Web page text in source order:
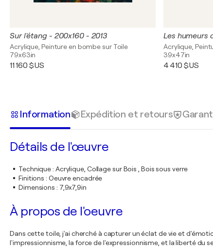
Sur l'étang - 200x160 - 2013
Acrylique, Peinture en bombe sur Toile
79x63in
11 160 $US
Les humeurs
Acrylique,
39x47in
4 410 $US
Information Expédition et retours
Détails de l'œuvre
Technique: Acrylique, Collage sur Bois , Bois sous verre
Finitions : Oeuvre encadrée
Dimensions : 7,9x7,9in
À propos de l'oeuvre
Dans cette toile, j'ai cherché à capturer un éclat de vie et
l'impressionnisme, la force de l'expressionnisme, et la liberté du